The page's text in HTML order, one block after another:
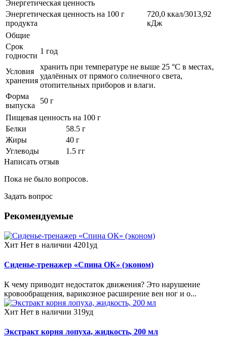
Энергетическая ценность
Энергетическая ценность на 100 г
продукта
720,0 ккал/3013,92
кДж
Общие
Срок
годности
1 год
Условия
хранения
хранить при температуре не выше 25 °С в местах,
удалённых от прямого солнечного света,
отопительных приборов и влаги.
Форма
выпуска
50 г
Пищевая ценность на 100 г
Белки
58.5 г
Жиры
40 г
Углеводы
1.5 гг
Написать отзыв
Пока не было вопросов.
Задать вопрос
Рекомендуемые
Хит Нет в наличии 4201уд
Сиденье-тренажер «Спина ОК» (эконом)
К чему приводит недостаток движения? Это нарушение
кровообращения, варикозное расширение вен ног и о...
Хит Нет в наличии 319уд
Экстракт корня лопуха, жидкость, 200 мл